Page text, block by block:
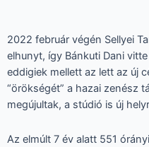
2022 február végén Sellyei
elhunyt, így Bánkuti Dani
eddigiek mellett az lett az új
“örökségét” a hazai zenész
megújultak, a stúdió is új
Az elmúlt 7 év alatt 551